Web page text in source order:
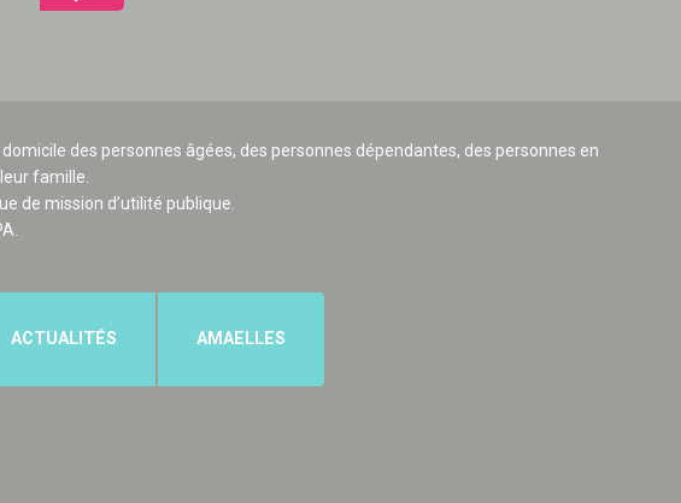
des personnes âgées, des personnes dépendantes, des personnes en
famille.
de mission d’utilité publique.
ACTUALITÉS AMAELLES